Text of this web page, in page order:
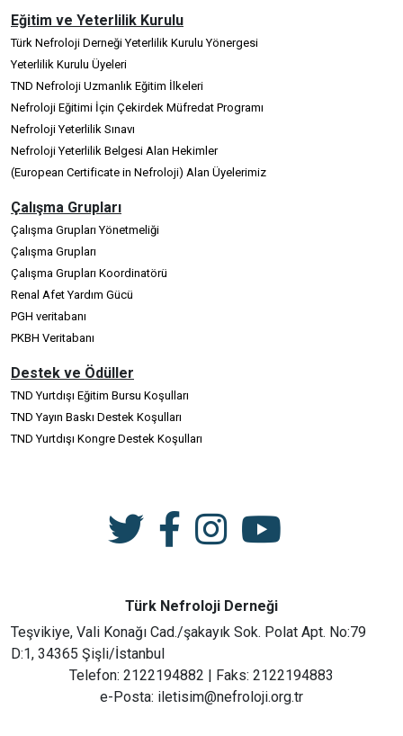
Eğitim ve Yeterlilik Kurulu
Türk Nefroloji Derneği Yeterlilik Kurulu Yönergesi
Yeterlilik Kurulu Üyeleri
TND Nefroloji Uzmanlık Eğitim İlkeleri
Nefroloji Eğitimi İçin Çekirdek Müfredat Programı
Nefroloji Yeterlilik Sınavı
Nefroloji Yeterlilik Belgesi Alan Hekimler
(European Certificate in Nefroloji) Alan Üyelerimiz
Çalışma Grupları
Çalışma Grupları Yönetmeliği
Çalışma Grupları
Çalışma Grupları Koordinatörü
Renal Afet Yardım Gücü
PGH veritabanı
PKBH Veritabanı
Destek ve Ödüller
TND Yurtdışı Eğitim Bursu Koşulları
TND Yayın Baskı Destek Koşulları
TND Yurtdışı Kongre Destek Koşulları
Türk Nefroloji Derneği
Teşvikiye, Vali Konağı Cad./şakayık Sok. Polat Apt. No:79
D:1, 34365 Şişli/İstanbul
Telefon: 2122194882 | Faks: 2122194883
e-Posta: iletisim@nefroloji.org.tr